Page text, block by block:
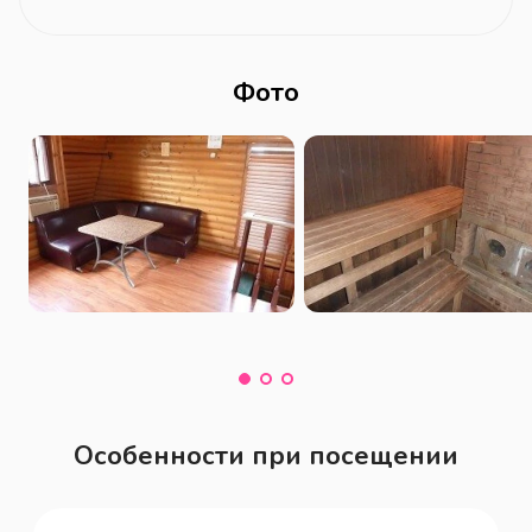
Фото
Особенности при посещении